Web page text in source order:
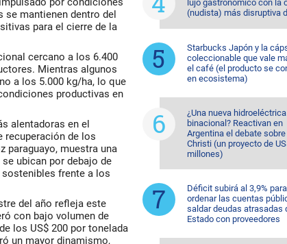
mantienen dentro del
para el cierre de la
cercano a los 6.400
Mientras algunos
a los 5.000 kg/ha, lo que
productivas en
alentadoras en el
recuperación de los
paraguayo, muestra una
ubican por debajo de
frente a los
del año refleja este
con bajo volumen de
los US$ 200 por tonelada
un mayor dinamismo,
lujo gastronómico con la
(nudista) más disruptiva
Starbucks Japón y la
coleccionable que vale
el café (el producto se
en ecosistema)
¿Una nueva hidroeléctrica
binacional? Reactivan en
Argentina el debate
Christi (un proyecto de
millones)
Déficit subirá al 3,9% para
ordenar las cuentas
saldar deudas atrasadas
Estado con proveedores